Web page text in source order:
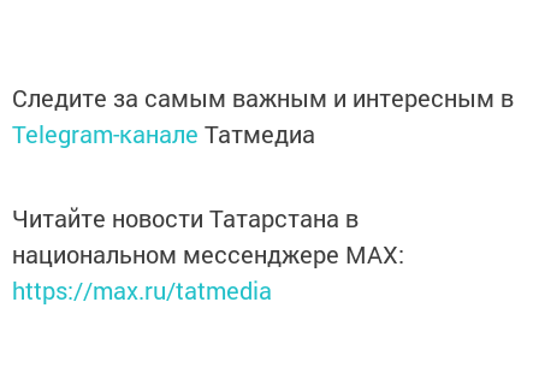
Следите за самым важным и интересным в
Telegram-канале Татмедиа
Читайте новости Татарстана в
национальном мессенджере MАХ:
https://max.ru/tatmedia